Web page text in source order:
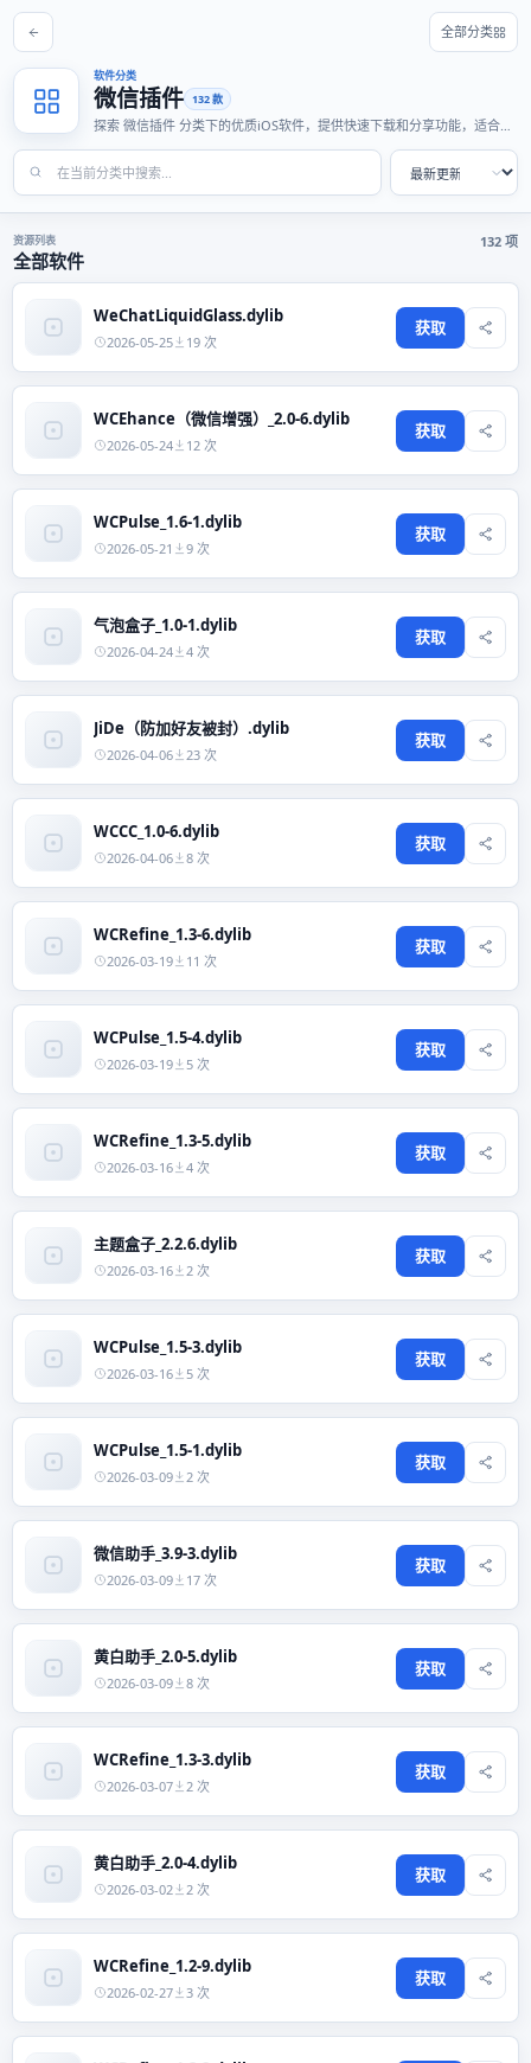
全部分类
软件分类
微信插件 132 款
探索 微信插件 分类下的优质iOS软件，提供快速下载和分享功能，适合各
资源列表
全部软件
132 项
WeChatLiquidGlass.dylib
2026-05-25 19 次
获取
WCEhance（微信增强）_2.0-6.dylib
2026-05-24 12 次
获取
WCPulse_1.6-1.dylib
2026-05-21 9 次
获取
气泡盒子_1.0-1.dylib
2026-04-24 4 次
获取
JiDe（防加好友被封）.dylib
2026-04-06 23 次
获取
WCCC_1.0-6.dylib
2026-04-06 8 次
获取
WCRefine_1.3-6.dylib
2026-03-19 11 次
获取
WCPulse_1.5-4.dylib
2026-03-19 5 次
获取
WCRefine_1.3-5.dylib
2026-03-16 4 次
获取
主题盒子_2.2.6.dylib
2026-03-16 2 次
获取
WCPulse_1.5-3.dylib
2026-03-16 5 次
获取
WCPulse_1.5-1.dylib
2026-03-09 2 次
获取
微信助手_3.9-3.dylib
2026-03-09 17 次
获取
黄白助手_2.0-5.dylib
2026-03-09 8 次
获取
WCRefine_1.3-3.dylib
2026-03-07 2 次
获取
黄白助手_2.0-4.dylib
2026-03-02 2 次
获取
WCRefine_1.2-9.dylib
2026-02-27 3 次
获取